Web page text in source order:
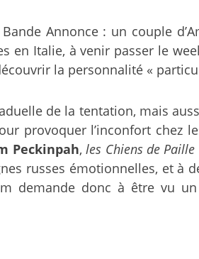
Annonce : un couple
en Italie, à venir passer le
la personnalité «
de la tentation, mais
provoquer l’inconfort chez
Peckinpah,les Chiens de Paille
russes émotionnelles, et
demande donc à être vu